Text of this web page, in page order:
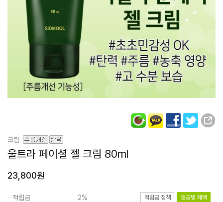
크림
울트라 페이셜 젤 크림 80ml
23,800원
적립금 2% 적립금 정책 등급별 혜택